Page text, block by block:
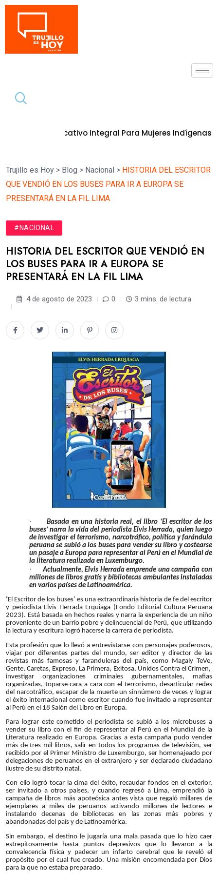
Integral Para Mujeres Indígenas 10 de agosto de
Trujillo es Hoy > Blog > Nacional > HISTORIA DEL ESCRITOR
QUE VENDIÓ EN LOS BUSES PARA IR A EUROPA SE
PRESENTARÁ EN LA FIL LIMA
#NACIONAL
HISTORIA DEL ESCRITOR QUE VENDIÓ EN
LOS BUSES PARA IR A EUROPA SE
PRESENTARÁ EN LA FIL LIMA
4 de agosto de 2023 0 3 mins. de lectura
·
Basada en una historia real, el libro ‘El escritor de los
buses’ narra la vida del periodista Elvis Herrada, quien luego
de investigar el terrorismo, narcotráfico, política y farándula
peruana se subió a los buses para vender su libro y costearse
un pasaje a Europa para representar al Perú en el Mundial de
la literatura realizada en Luxemburgo.
·
Actualmente, Elvis Herrada emprende una campaña con
millones de libros gratis y bibliotecas ambulantes instaladas
en varios países de Latinoamérica.
‘El Escritor de los buses’ es una extraordinaria historia de fe del escritor
y periodista Elvis Herrada Erquiaga (Fondo Editorial Cultura Peruana
2023). Está basada en hechos reales y narra la experiencia de un niño
proveniente de un barrio pobre y delincuencial de Perú, que utilizando
la lectura y escritura logró hacerse la carrera de periodista.
Esta profesión que lo llevó a entrevistarse con personajes poderosos,
viajar por diferentes partes del mundo, ser editor y director de las
revistas más famosas y faranduleras del país, como Magaly TeVe,
Gente, Caretas, Expreso, La Primera, Exitosa, Unidos Contra el Crimen,
investigar organizaciones criminales gubernamentales, mafias
organizadas, toparse cara a cara con el terrorismo, desarticular redes
del narcotráfico, escapar de la muerte un sinnúmero de veces y lograr
el éxito internacional como escritor cuando fue invitado a representar
al Perú en el 18 Salón del Libro en Europa.
Para lograr este cometido el periodista se subió a los microbuses a
vender su libro con el fin de representar al Perú en el Mundial de la
Literatura realizado en Europa. Gracias a esta campaña pudo vender
más de tres mil libros, salir en todos los programas de televisión, ser
recibido por el Primer Ministro de Luxemburgo, ser homenajeado por
delegaciones de peruanos en el extranjero y ser declarado ciudadano
ilustre de su distrito natal.
Con ello logró tocar la cima del éxito, recaudar fondos en el exterior,
ser invitado a otros países, y cuando regresó a Lima, emprendió la
campaña de libros más apoteósica antes vista que regaló millares de
ejemplares a miles de peruanos activando millones de lectores e
instalando decenas de bibliotecas en las zonas más pobres y
abandonadas del país y de Latinoamérica.
Sin embargo, el destino le jugaría una mala pasada que lo hizo caer
estrepitosamente hasta puntos depresivos que lo llevaron a la
convalecencia física y padecer un infarto cerebral que le reveló el
propósito por el cual fue creado. Una misión encomendada por Dios
para la que no estaba preparado.